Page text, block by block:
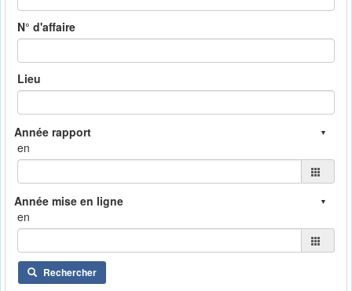
N° d'affaire
Lieu
en
en
Rechercher